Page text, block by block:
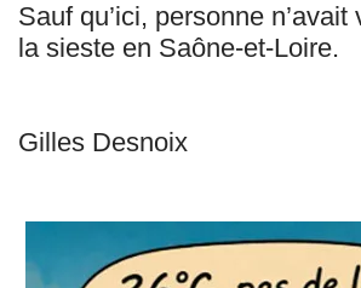
Sauf qu’ici, personne
la sieste en Saône-et-Loire.
Gilles Desnoix